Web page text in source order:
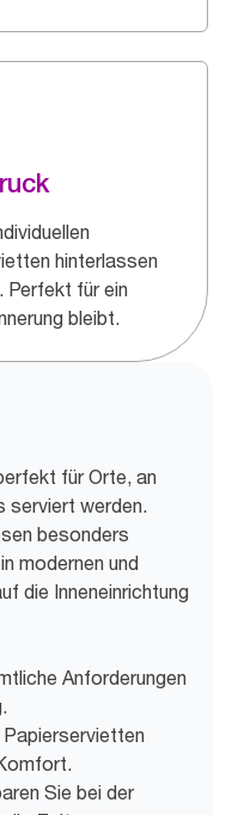
hinterlassen
Perfekt für ein
bleibt.
für Orte, an
serviert werden.
besonders
modernen und
die Inneneinrichtung
Anforderungen
Sie bei der